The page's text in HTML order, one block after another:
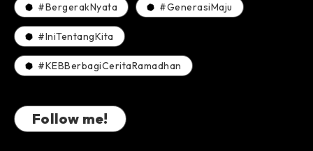
#BergerakNyata #GenerasiMaju
#IniTentangKita
#KEBBerbagiCeritaRamadhan
Follow me!